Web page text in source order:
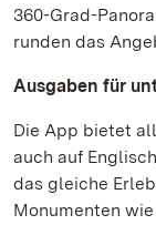
360-Grad-
runden das
Ausgaben für
Die App bietet
auch auf
das gleiche
Monumenten